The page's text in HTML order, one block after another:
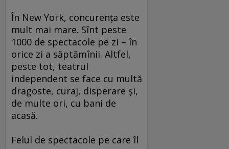
În New York, concurenţa este
mult mai mare. Sînt peste
1000 de spectacole pe zi – în
orice zi a săptămînii. Altfel,
peste tot, teatrul
independent se face cu multă
dragoste, curaj, disperare şi,
de multe ori, cu bani de
acasă.
Felul de spectacole pe care îl